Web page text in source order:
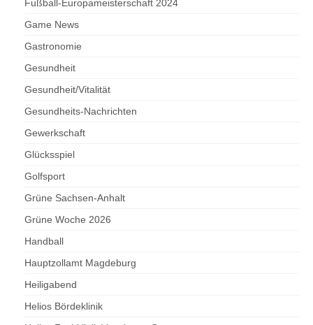
Fußball-Europameisterschaft 2024
Game News
Gastronomie
Gesundheit
Gesundheit/Vitalität
Gesundheits-Nachrichten
Gewerkschaft
Glücksspiel
Golfsport
Grüne Sachsen-Anhalt
Grüne Woche 2026
Handball
Hauptzollamt Magdeburg
Heiligabend
Helios Bördeklinik